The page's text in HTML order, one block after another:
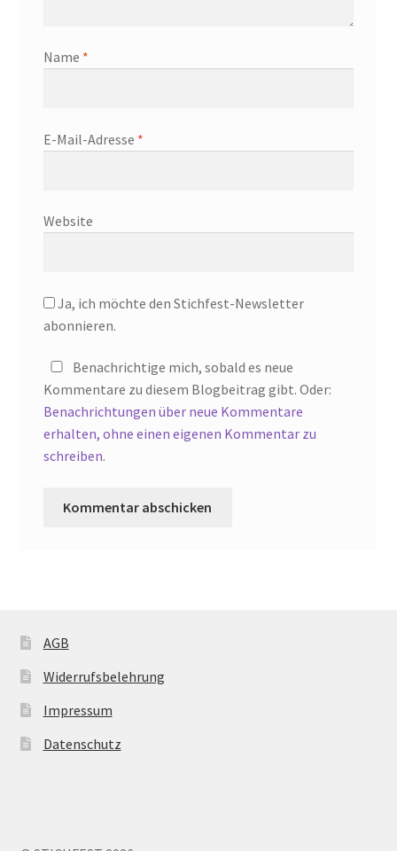
Name *
E-Mail-Adresse *
Website
Ja, ich möchte den Stichfest-Newsletter
abonnieren.
Benachrichtige mich, sobald es neue
Kommentare zu diesem Blogbeitrag gibt. Oder:
Benachrichtungen über neue Kommentare
erhalten, ohne einen eigenen Kommentar zu
schreiben.
AGB
Widerrufsbelehrung
Impressum
Datenschutz